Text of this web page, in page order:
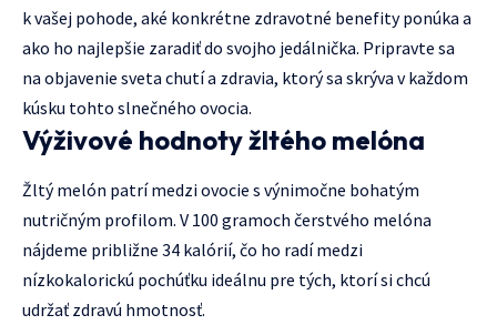
k vašej pohode, aké konkrétne zdravotné benefity ponúka a
ako ho najlepšie zaradiť do svojho jedálnička. Pripravte sa
na objavenie sveta chutí a zdravia, ktorý sa skrýva v každom
kúsku tohto slnečného ovocia.
Výživové hodnoty žltého melóna
Žltý melón patrí medzi ovocie s výnimočne bohatým
nutričným profilom. V 100 gramoch čerstvého melóna
nájdeme približne 34 kalórií, čo ho radí medzi
nízkokalorickú pochúťku ideálnu pre tých, ktorí si chcú
udržať zdravú hmotnosť.